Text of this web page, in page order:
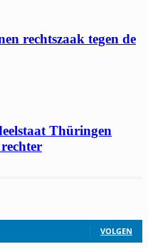
rechtszaak tegen de
Thüringen
VOLGEN